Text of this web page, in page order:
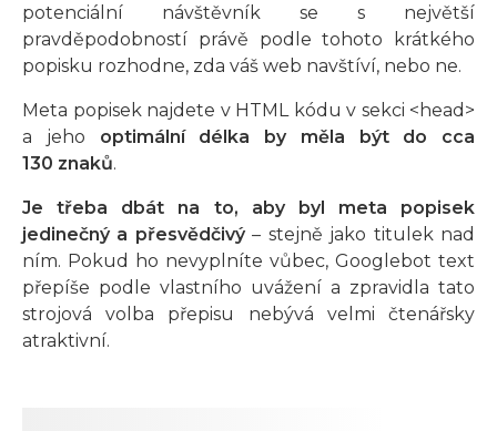
potenciální návštěvník se s největší
pravděpodobností právě podle tohoto krátkého
popisku rozhodne, zda váš web navštíví, nebo ne.
Meta popisek najdete v HTML kódu v sekci <head>
a jeho optimální délka by měla být do cca
130 znaků.
Je třeba dbát na to, aby byl meta popisek
jedinečný a přesvědčivý– stejně jako titulek nad
ním. Pokud ho nevyplníte vůbec, Googlebot text
přepíše podle vlastního uvážení a zpravidla tato
strojová volba přepisu nebývá velmi čtenářsky
atraktivní.